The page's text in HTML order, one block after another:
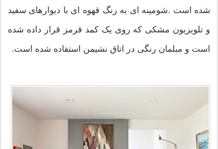
شده است .شومینه ای به رنگ قهوه ای با دیوارهای سفید
و تلویزیون مشکی که روی یک کمد قرمز قرار داده شده
است و مبلمان رنگی در اتاق نشیمن استفاده شده است.